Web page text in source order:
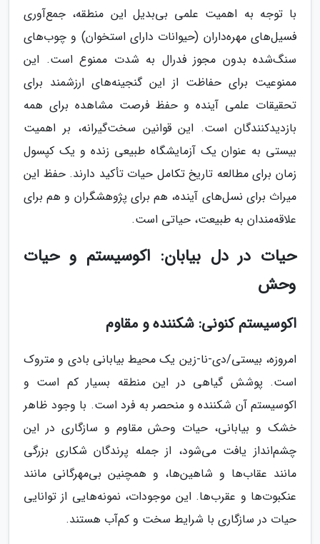
با توجه به اهمیت علمی بی‌بدیل این منطقه، جمع‌آوری
فسیل‌های مهره‌داران (حیوانات دارای استخوان) و چوب‌های
سنگ‌شده بدون مجوز فدرال به شدت ممنوع است. این
ممنوعیت برای حفاظت از این گنجینه‌های ارزشمند برای
تحقیقات علمی آینده و حفظ فرصت مشاهده برای همه
بازدیدکنندگان است. این قوانین سخت‌گیرانه، بر اهمیت
بیستی به عنوان یک آزمایشگاه طبیعی زنده و یک کپسول
زمان برای مطالعه تاریخ تکامل حیات تأکید دارند. حفظ این
میراث برای نسل‌های آینده، هم برای پژوهشگران و هم برای
علاقه‌مندان به طبیعت، حیاتی است.
حیات در دل بیابان: اکوسیستم و حیات
وحش
اکوسیستم کنونی: شکننده و مقاوم
امروزه، بیستی/دی-نا-زین یک محیط بیابانی بادی و متروک
است. پوشش گیاهی در این منطقه بسیار کم است و
اکوسیستم آن شکننده و منحصر به فرد است. با وجود ظاهر
خشک و بیابانی، حیات وحش مقاوم و سازگاری در این
چشم‌انداز یافت می‌شود، از جمله پرندگان شکاری بزرگی
مانند عقاب‌ها و شاهین‌ها، و همچنین بی‌مهرگانی مانند
عنکبوت‌ها و عقرب‌ها. این موجودات، نمونه‌هایی از توانایی
حیات در سازگاری با شرایط سخت و کم‌آب هستند.